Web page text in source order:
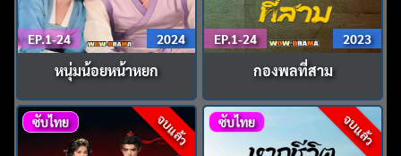
EP.1-24 2024
หนุ่มน้อยหน้าหยก
EP.1-24 2023
กองพลที่สาม
จบแล้ว
ซับไทย จบแล้ว
ซับไทย